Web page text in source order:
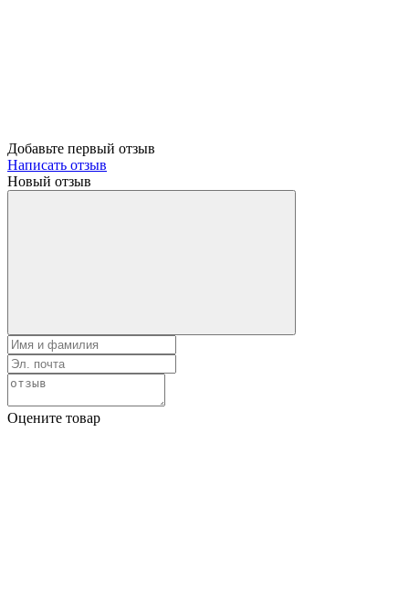
Добавьте первый отзыв
Написать отзыв
Новый отзыв
Оцените товар